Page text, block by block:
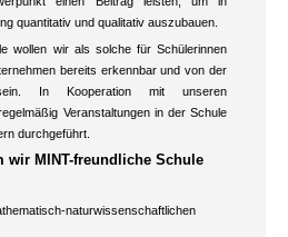
quantitativ und qualitativ auszubauen.
wollen wir als solche für Schülerinnen
bereits erkennbar und von der
In Kooperation mit unseren
Veranstaltungen in der Schule
durchgeführt.
wir MINT-freundliche Schule
naturwissenschaftlichen